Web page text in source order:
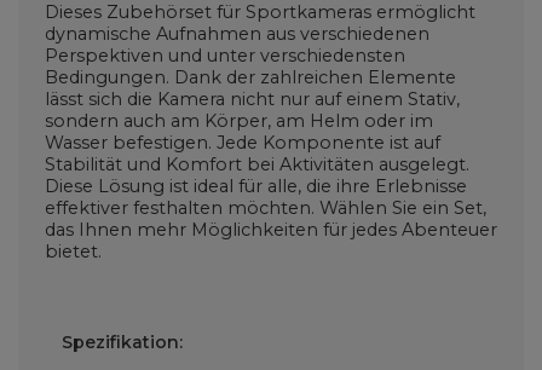
Dieses Zubehörset für Sportkameras ermöglicht
dynamische Aufnahmen aus verschiedenen
Perspektiven und unter verschiedensten
Bedingungen. Dank der zahlreichen Elemente
lässt sich die Kamera nicht nur auf einem Stativ,
sondern auch am Körper, am Helm oder im
Wasser befestigen. Jede Komponente ist auf
Stabilität und Komfort bei Aktivitäten ausgelegt.
Diese Lösung ist ideal für alle, die ihre Erlebnisse
effektiver festhalten möchten. Wählen Sie ein Set,
das Ihnen mehr Möglichkeiten für jedes Abenteuer
bietet.
Spezifikation: